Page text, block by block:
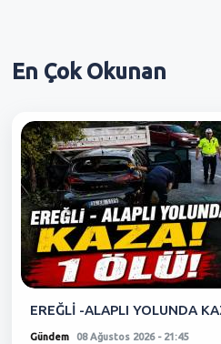
En ÇokOkunan
EREĞLİ -ALAPLI YOLUNDA
Gündem 08 Ağustos 2026 - 21:45